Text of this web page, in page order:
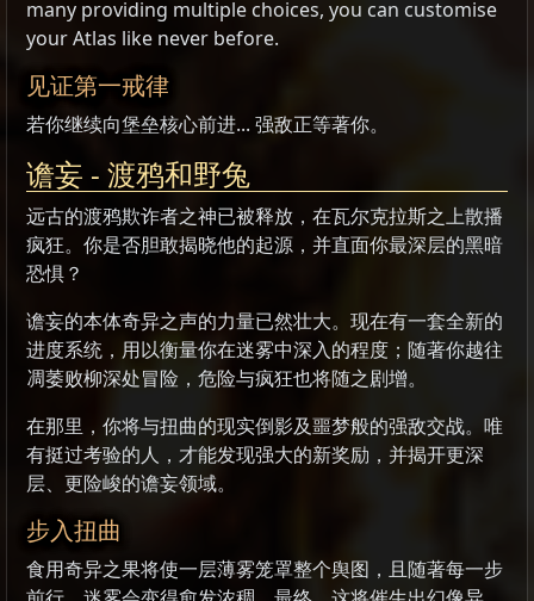
many providing multiple choices, you can customise
your Atlas like never before.
见证第一戒律
若你继续向堡垒核心前进... 强敌正等著你。
谵妄 - 渡鸦和野兔
远古的渡鸦欺诈者之神已被释放，在瓦尔克拉斯之上散播
疯狂。你是否胆敢揭晓他的起源，并直面你最深层的黑暗
恐惧？
谵妄的本体奇异之声的力量已然壮大。现在有一套全新的
进度系统，用以衡量你在迷雾中深入的程度；随著你越往
凋萎败柳深处冒险，危险与疯狂也将随之剧增。
在那里，你将与扭曲的现实倒影及噩梦般的强敌交战。唯
有挺过考验的人，才能发现强大的新奖励，并揭开更深
层、更险峻的谵妄领域。
步入扭曲
食用奇异之果将使一层薄雾笼罩整个舆图，且随著每一步